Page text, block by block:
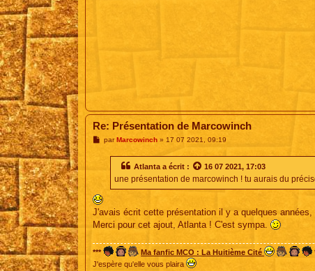
Re: Présentation de Marcowinch
MparMarcowinch» 17 07 2021, 09:19
Atlanta a écrit : 16 07 2021, 17:03
une présentation de marcowinch ! tu aurais du
J'avais écrit cette présentation il y a quelques
Merci pour cet ajout, Atlanta ! C'est sympa.
*** Ma fanfic MCO : La Huitième Cité
J'espère qu'elle vous plaira